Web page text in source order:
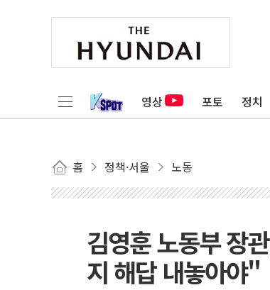
영상 포토 정치
홈 정책·서울 노동
김영훈 노동부 장
지 해답 내놓아야"